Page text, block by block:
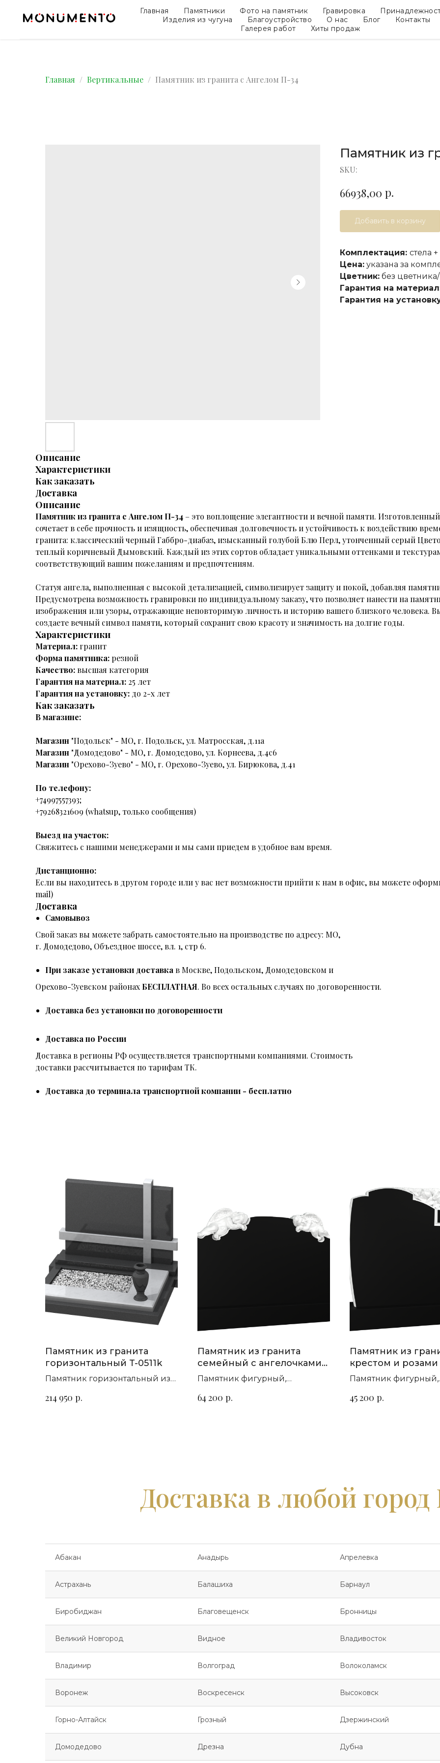
Главная Памятники Фото на памятник Гравировка
Изделия из чугуна
Благоустройство О нас Блог
Контакты
Галерея работ
Хиты продаж
Главная Вертикальные Памятник из гранита с Ангелом П-34
Памятник из
SKU:
66938,00 р.
Добавить в корзину
Комплектация: стела
Цена: указана за
Цветник: без
Гарантия на
Гарантия на
Описание
Характеристики
Как заказать
Доставка
Описание
Памятник из гранита с Ангелом П-34 – это воплощение элегантности и вечной памяти.
сочетает в себе прочность и изящность, обеспечивая долговечность и устойчивость к воздействию
гранита: классический черный Габбро-диабаз, изысканный голубой Блю Перл, утонченный серый
теплый коричневый Дымовский. Каждый из этих сортов обладает уникальными оттенками и
соответствующий вашим пожеланиям и предпочтениям.
Статуя ангела, выполненная с высокой детализацией, символизирует защиту и покой, добавляя
Предусмотрена возможность гравировки по индивидуальному заказу, что позволяет нанести на
изображения или узоры, отражающие неповторимую личность и историю вашего близкого человека.
создаете вечный символ памяти, который сохранит свою красоту и значимость на долгие годы.
Характеристики
Материал: гранит
Форма памятника: резной
Качество: высшая категория
Гарантия на материал: 25 лет
Гарантия на установку: до 2-х лет
Как заказать
В магазине:
Магазин "Подольск" - МО, г. Подольск, ул. Матросская, д.11а
Магазин "Домодедово" - МО, г. Домодедово, ул. Корнеева, д.4с6
Магазин "Орехово-Зуево" - МО, г. Орехово-Зуево, ул. Бирюкова, д.41
По телефону:
+74997557393;
+79268321609 (whatsup, только сообщения)
Выезд на участок:
Свяжитесь с нашими менеджерами и мы сами приедем в удобное вам время.
Дистанционно:
Если вы находитесь в другом городе или у вас нет возможности прийти к нам в офис, вы можете
mail)
Доставка
Самовывоз
Свой заказ вы можете забрать самостоятельно на производстве по адресу: МО,
г. Домодедово, Объездное шоссе, вл. 1, стр 6.
При заказе установки доставка в Москве, Подольском, Домодедовском и
Орехово-Зуевском районах БЕСПЛАТНАЯ. Во всех остальных случаях по договоренности.
Доставка без установки по договоренности
Доставка по России
Доставка в регионы РФ осуществляется транспортными компаниями. Стоимость
доставки рассчитывается по тарифам ТК.
Доставка до терминала транспортной компании - бесплатно
Памятник из гранита
горизонтальный T-0511k
Памятник горизонтальный из
цветок Урала
214 950 р.
Памятник из гранита
семейный с ангелочками
П-305
Памятник фигурный,
на выбор
64 200 р.
Памятник из
крестом и
Памятник фигурный,
на выбор
45 200 р.
Доставка в любой город
Абакан Анадырь Апрелевка
Астрахань Балашиха Барнаул
Биробиджан Благовещенск Бронницы
Великий Новгород Видное Владивосток
Владимир Волгоград Волоколамск
Воронеж Воскресенск Высоковск
Горно-Алтайск Грозный Дзержинский
Домодедово Дрезна Дубна